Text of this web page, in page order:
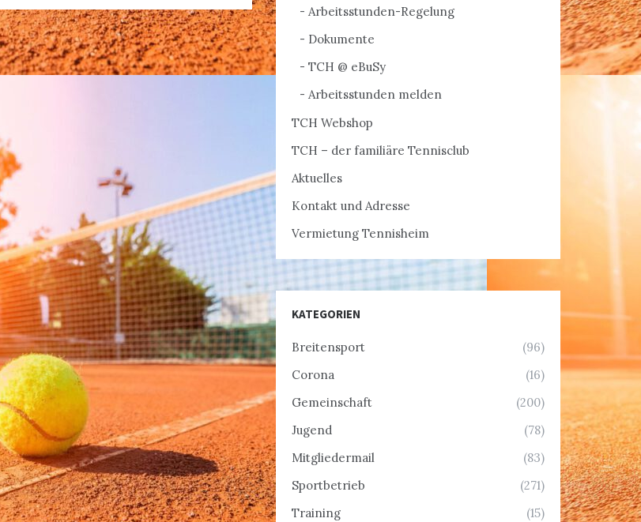
Arbeitsstunden-Regelung
Dokumente
TCH @ eBuSy
Arbeitsstunden melden
TCH Webshop
TCH – der familiäre Tennisclub
Aktuelles
Kontakt und Adresse
Vermietung Tennisheim
KATEGORIEN
Breitensport
(96)
Corona
(16)
Gemeinschaft
(200)
Jugend
(78)
Mitgliedermail
(83)
Sportbetrieb
(271)
Training
(15)